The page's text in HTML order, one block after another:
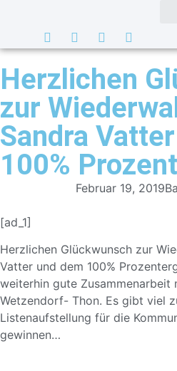
Herzlichen
zur
Sandra
100%
Februar 19, 2019
[ad_1]
Herzlichen Glückwunsch zur
Vatter und dem 100%
weiterhin gute Zusammenarbeit
Wetzendorf- Thon. Es gibt viel
Listenaufstellung für die
gewinnen…